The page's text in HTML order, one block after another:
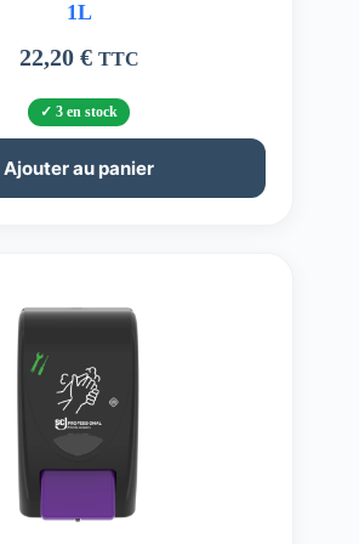
1L
22,20 € TTC
3 en stock
Ajouter au panier